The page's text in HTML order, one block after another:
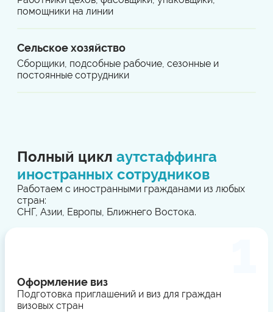
помощники на линии
Сельское хозяйство
Сборщики, подсобные рабочие, сезонные и
постоянные сотрудники
Полный цикл аутстаффинга
иностранных сотрудников
Работаем с иностранными гражданами из любых
стран:
СНГ, Азии, Европы, Ближнего Востока.
Оформление виз
Подготовка приглашений и виз для граждан
визовых стран